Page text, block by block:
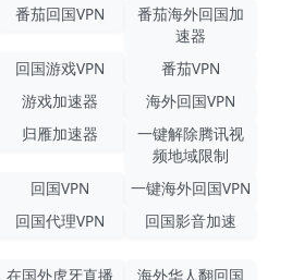
番茄回国VPN
番茄海外回国加
速器
回国游戏VPN
番茄VPN
游戏加速器
海外回国VPN
归雁加速器
一键解除腾讯视
频地域限制
回国VPN
一键海外回国VPN
回国代理VPN 回国影音加速
在国外虎牙直播
海外华人翻回国